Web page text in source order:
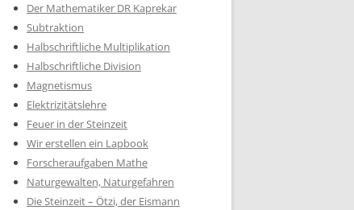
Der Mathematiker DR Kaprekar
Subtraktion
Halbschriftliche Multiplikation
Halbschriftliche Division
Magnetismus
Elektrizitätslehre
Feuer in der Steinzeit
Wir erstellen ein Lapbook
Forscheraufgaben Mathe
Naturgewalten, Naturgefahren
Die Steinzeit – Ötzi, der Eismann